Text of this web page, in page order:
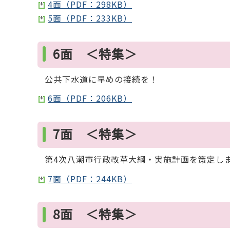
4面（PDF：298KB）
5面（PDF：233KB）
6面 ＜特集＞
公共下水道に早めの接続を！
6面（PDF：206KB）
7面 ＜特集＞
第4次八潮市行政改革大綱・実施計画を策定し
7面（PDF：244KB）
8面 ＜特集＞